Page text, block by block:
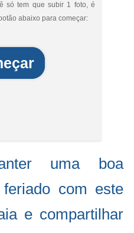
só tem que subir 1 foto, é
abaixo para começar:
uma boa
com este
e compartilhar